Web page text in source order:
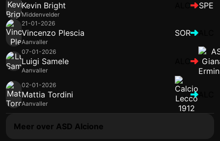
Kevin Bright
Middenvelder
SPE
21-01-2026
Vincenzo Plescia
Aanvaller
SOR
07-01-2026
Luigi Samele
Aanvaller
02-01-2026
Mattia Tordini
Aanvaller
Meer over ASD Alcione